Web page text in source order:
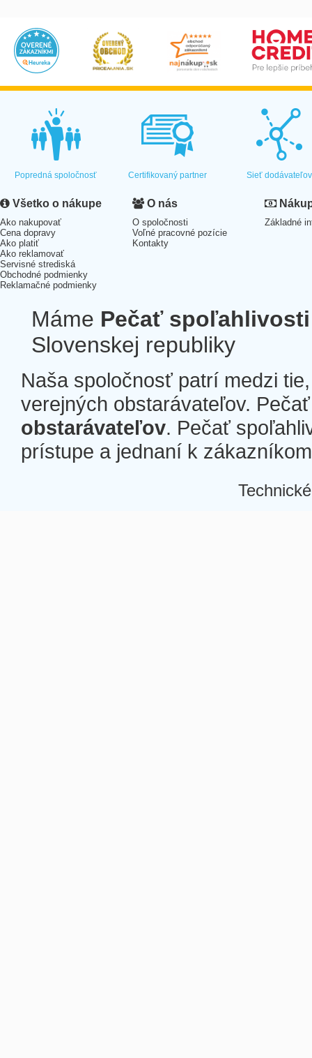
Popredná spoločnosť Certifikovaný partner Sieť dodávateľov
Všetko o nákupe
Ako nakupovať
Cena dopravy
Ako platiť
Ako reklamovať
Servisné strediská
Obchodné podmienky
Reklamačné podmienky
O nás
O spoločnosti
Voľné pracovné pozície
Kontakty
Základné
Máme Pečať spoľahlivosti
Slovenskej republiky
Naša spoločnosť patrí medzi
verejných obstarávateľov.
obstarávateľov. Pečať
prístupe a jednaní k